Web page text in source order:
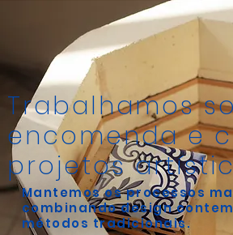
Trabalhamos
encomenda e
projetos
Mantemos os processos
combinando design
métodos tradicionais.